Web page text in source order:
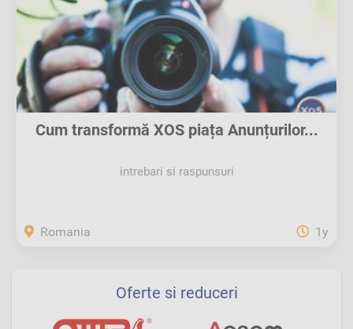
Cum transformă XOS piața Anunțurilor...
intrebari si raspunsuri
Romania 1y
Oferte si reduceri